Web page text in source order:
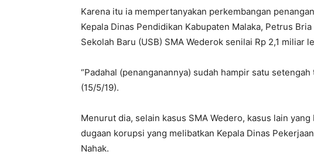
Karena itu ia mempertanyakan perkembangan
Kepala Dinas Pendidikan Kabupaten Malaka, Petrus
Sekolah Baru (USB) SMA Wederok senilai Rp 2,1 miliar
“Padahal (penanganannya) sudah hampir satu setengah
(15/5/19).
Menurut dia, selain kasus SMA Wedero, kasus lain
dugaan korupsi yang melibatkan Kepala Dinas
Nahak.